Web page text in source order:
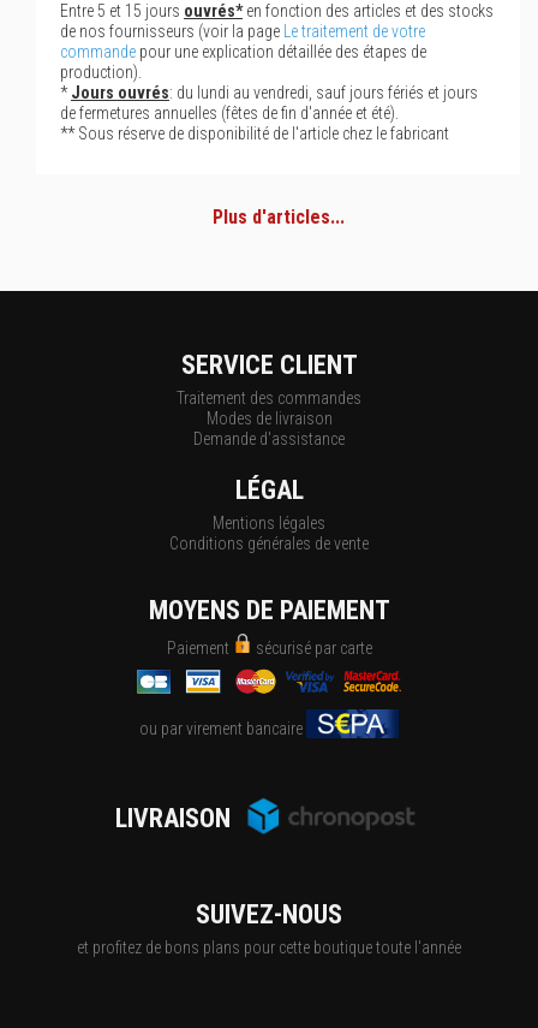
Entre 5 et 15 jours ouvrés*en fonction des articles et des stocks
de nos fournisseurs (voir la page
Le traitement de votre
commande pour une explication détaillée des étapes de
production).
*Jours ouvrés: du lundi au vendredi, sauf jours fériés et jours
de fermetures annuelles (fêtes de fin d'année et été).
** Sous réserve de disponibilité de l'article chez le fabricant
Plus d'articles...
SERVICE CLIENT
Traitement des commandes
Modes de livraison
Demande d'assistance
LÉGAL
Mentions légales
Conditions générales de vente
MOYENS DE PAIEMENT
Paiement sécurisé par carte
ou par virement bancaire
LIVRAISON
SUIVEZ-NOUS
et profitez de bons plans pour cette boutique toute l'année